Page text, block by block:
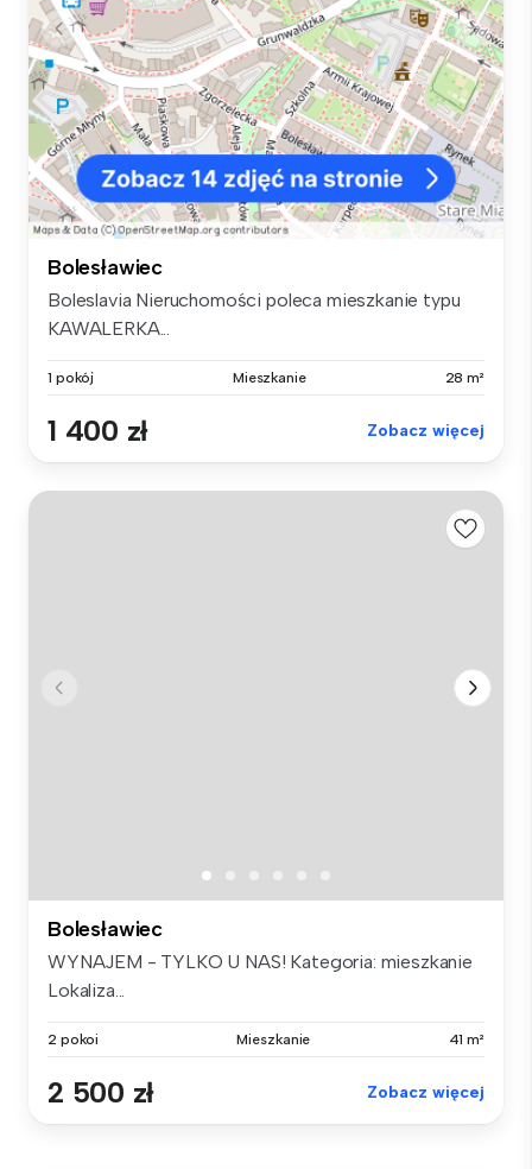
Bolesławiec
Boleslavia Nieruchomości poleca mieszkanie typu
KAWALERKA...
1 pokój Mieszkanie 28 m²
1 400 zł Zobacz więcej
Bolesławiec
WYNAJEM - TYLKO U NAS! Kategoria: mieszkanie
Lokaliza...
2 pokoi Mieszkanie 41 m²
2 500 zł Zobacz więcej